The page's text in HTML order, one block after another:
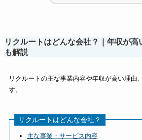
リクルートはどんな会社？｜年収が高
も解説
リクルートの主な事業内容や年収が高い理由
す。
リクルートはどんな会社？
主な事業・サービス内容